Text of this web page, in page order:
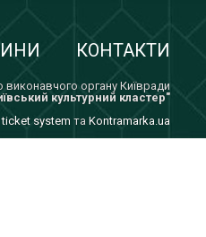
КОНТАКТИ
органу Київради
культурний кластер"
system та Kontramarka.ua